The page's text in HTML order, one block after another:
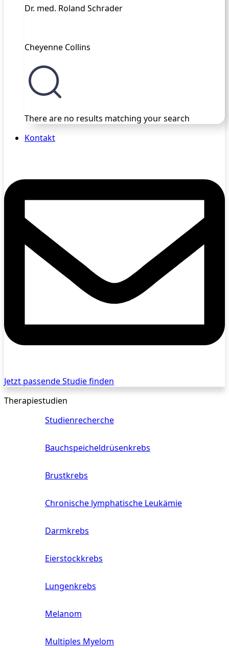
Dr. med. Roland Schrader
Cheyenne Collins
There are no results matching your search
Kontakt
Jetzt passende Studie finden
Therapiestudien
Studienrecherche
Bauchspeicheldrüsenkrebs
Brustkrebs
Chronische lymphatische Leukämie
Darmkrebs
Eierstockkrebs
Lungenkrebs
Melanom
Multiples Myelom